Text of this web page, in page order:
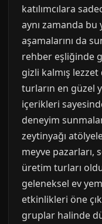
katılımcılara
aynı zamanda bu
aşamalarını da
rehber eşliğinde
gizli kalmış
turların en güzel
içerikleri
deneyim
zeytinyağı
meyve pazarları,
üretim turları
geleneksel ev
etkinlikleri öne
gruplar halinde